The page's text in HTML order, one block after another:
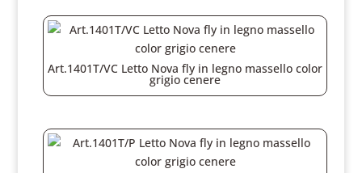
Art.1401T/VC Letto Nova fly in legno massello color
grigio cenere